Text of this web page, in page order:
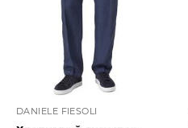
DANIELE FIESOLI